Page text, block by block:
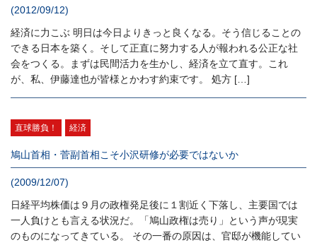
(2012/09/12)
経済に力こぶ 明日は今日よりきっと良くなる。そう信じることの
できる日本を築く。そして正直に努力する人が報われる公正な社
会をつくる。まずは民間活力を生かし、経済を立て直す。これ
が、私、伊藤達也が皆様とかわす約束です。 処方 […]
直球勝負！ 経済
鳩山首相・菅副首相こそ小沢研修が必要ではないか
(2009/12/07)
日経平均株価は９月の政権発足後に１割近く下落し、主要国では
一人負けとも言える状況だ。「鳩山政権は売り」という声が現実
のものになってきている。 その一番の原因は、官邸が機能してい